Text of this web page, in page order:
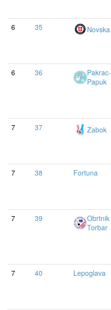
6 35 Novska
6 36
Pakrac-
Papuk
7 37 Zabok
7 38 Fortuna
7 39
Obrtnik
Torbar
7 40 Lepoglava